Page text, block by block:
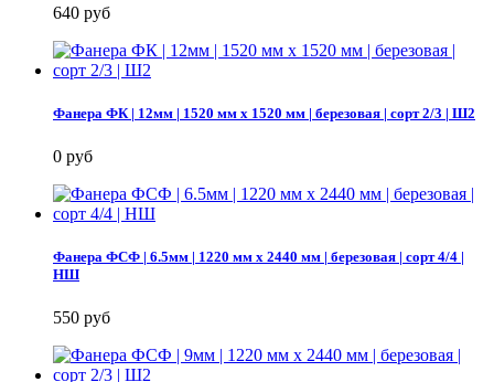
640 руб
Фанера ФК | 12мм | 1520 мм х 1520 мм | березовая | сорт 2/3 | Ш2
0 руб
Фанера ФСФ | 6.5мм | 1220 мм х 2440 мм | березовая | сорт 4/4 |
НШ
550 руб